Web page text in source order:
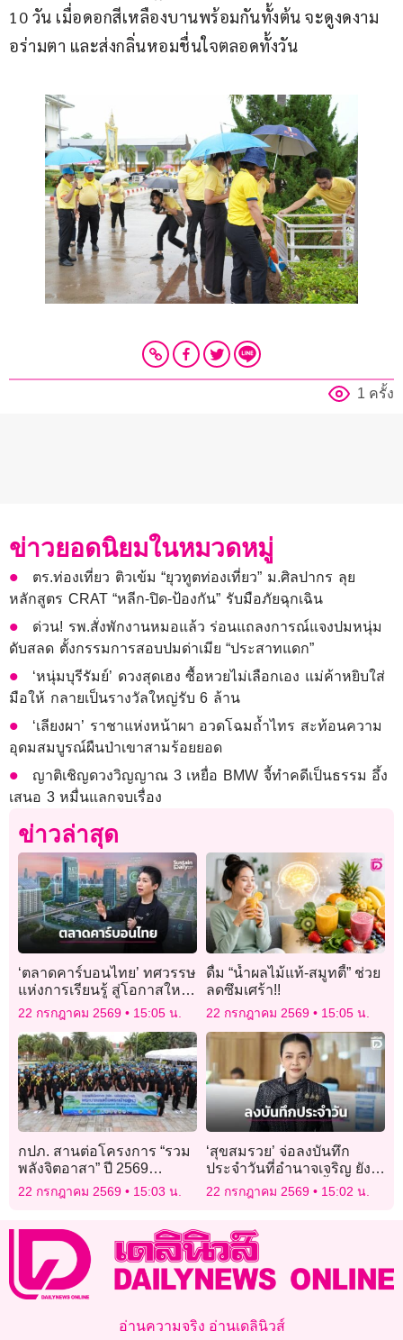
10 วัน เมื่อดอกสีเหลืองบานพร้อมกันทั้งต้น จะดูงดงาม
อร่ามตา และส่งกลิ่นหอมชื่นใจตลอดทั้งวัน
1 ครั้ง
ข่าวยอดนิยมในหมวดหมู่
ตร.ท่องเที่ยว ติวเข้ม “ยุวทูตท่องเที่ยว” ม.ศิลปากร ลุย
หลักสูตร CRAT “หลีก-ปิด-ป้องกัน” รับมือภัยฉุกเฉิน
ด่วน! รพ.สั่งพักงานหมอแล้ว ร่อนแถลงการณ์แจงปมหนุ่ม
ดับสลด ตั้งกรรมการสอบปมด่าเมีย “ประสาทแดก”
‘หนุ่มบุรีรัมย์’ ดวงสุดเฮง ซื้อหวยไม่เลือกเอง แม่ค้าหยิบใส่
มือให้ กลายเป็นรางวัลใหญ่รับ 6 ล้าน
‘เลียงผา’ ราชาแห่งหน้าผา อวดโฉมถ้ำไทร สะท้อนความ
อุดมสมบูรณ์ผืนป่าเขาสามร้อยยอด
ญาติเชิญดวงวิญญาณ 3 เหยื่อ BMW จี้ทำคดีเป็นธรรม อึ้ง
เสนอ 3 หมื่นแลกจบเรื่อง
ข่าวล่าสุด
‘ตลาดคาร์บอนไทย’ ทศวรรษ
แห่งการเรียนรู้ สู่โอกาสใหม่
ในอาเซียน
22 กรกฎาคม 2569 15:05 น.
ดื่ม “น้ำผลไม้แท้-สมูทตี้” ช่วย
ลดซึมเศร้า!!
22 กรกฎาคม 2569 15:05 น.
กปภ. สานต่อโครงการ “รวม
พลังจิตอาสา” ปี 2569
เฉลิมพระเกียรติในหลวง
น้อมนำแนวพระราชดำริ
22 กรกฎาคม 2569 15:03 น.
‘สุขสมรวย’ จ่อลงบันทึก
ประจำวันที่อำนาจเจริญ​ ยัง
ไม่ฟ้องไอลอว์ตอนนี้ หวั่น
กดดัน กกต. ทำงาน
22 กรกฎาคม 2569 15:02 น.
อ่านความจริง อ่านเดลินิวส์